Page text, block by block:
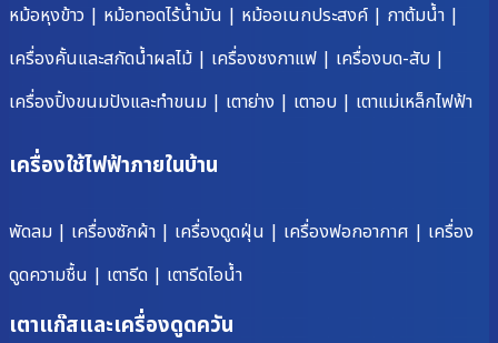
หม้อหุงข้าว | หม้อทอดไร้น้ำมัน | หม้ออเนกประสงค์ | กาต้มน้ำ |
เครื่องคั้นและสกัดน้ำผลไม้ | เครื่องชงกาแฟ | เครื่องบด-สับ |
เครื่องปิ้งขนมปังและทำขนม | เตาย่าง | เตาอบ | เตาแม่เหล็กไฟฟ้า
เครื่องใช้ไฟฟ้าภายในบ้าน
พัดลม | เครื่องซักผ้า | เครื่องดูดฝุ่น | เครื่องฟอกอากาศ | เครื่อง
ดูดความชื้น | เตารีด | เตารีดไอน้ำ
เตาแก๊สและเครื่องดูดควัน